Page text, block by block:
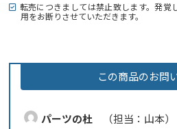
転売につきましては禁止致します。発覚
用をお断りさせていただきます。
この商品のお問
パーツの杜 （担当：山本）